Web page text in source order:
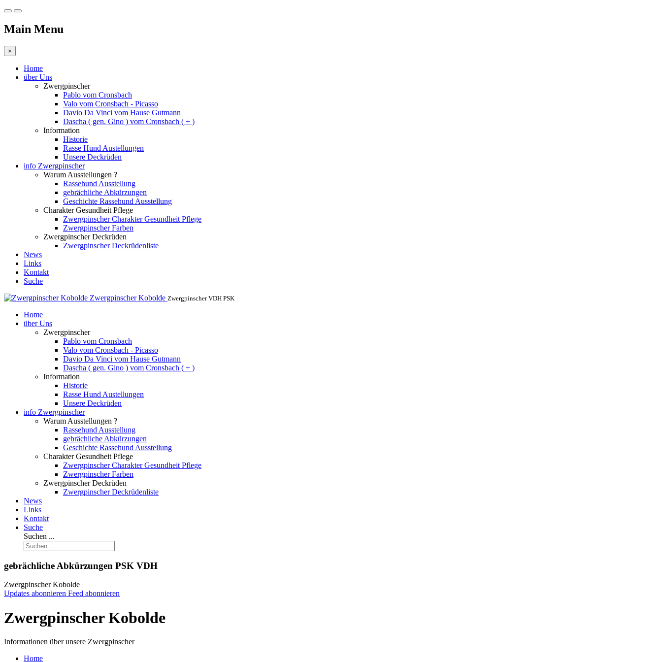
Main Menu
×
Home
über Uns
Zwergpinscher
Pablo vom Cronsbach
Valo vom Cronsbach - Picasso
Davio Da Vinci vom Hause Gutmann
Dascha ( gen. Gino ) vom Cronsbach ( + )
Information
Historie
Rasse Hund Austellungen
Unsere Deckrüden
info Zwergpinscher
Warum Ausstellungen ?
Rassehund Ausstellung
gebrächliche Abkürzungen
Geschichte Rassehund Ausstellung
Charakter Gesundheit Pflege
Zwergpinscher Charakter Gesundheit Pflege
Zwergpinscher Farben
Zwergpinscher Deckrüden
Zwergpinscher Deckrüdenliste
News
Links
Kontakt
Suche
Zwergpinscher Kobolde Zwergpinscher VDH PSK
Home
über Uns
Zwergpinscher
Pablo vom Cronsbach
Valo vom Cronsbach - Picasso
Davio Da Vinci vom Hause Gutmann
Dascha ( gen. Gino ) vom Cronsbach ( + )
Information
Historie
Rasse Hund Austellungen
Unsere Deckrüden
info Zwergpinscher
Warum Ausstellungen ?
Rassehund Ausstellung
gebrächliche Abkürzungen
Geschichte Rassehund Ausstellung
Charakter Gesundheit Pflege
Zwergpinscher Charakter Gesundheit Pflege
Zwergpinscher Farben
Zwergpinscher Deckrüden
Zwergpinscher Deckrüdenliste
News
Links
Kontakt
Suche
Suchen ...
gebrächliche Abkürzungen PSK VDH
Zwergpinscher Kobolde
Updates abonnieren Feed abonnieren
Zwergpinscher Kobolde
Informationen über unsere Zwergpinscher
Home